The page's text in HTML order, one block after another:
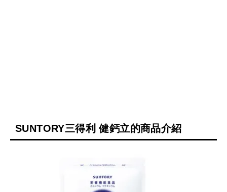
SUNTORY三得利 健鈣立的商品介紹